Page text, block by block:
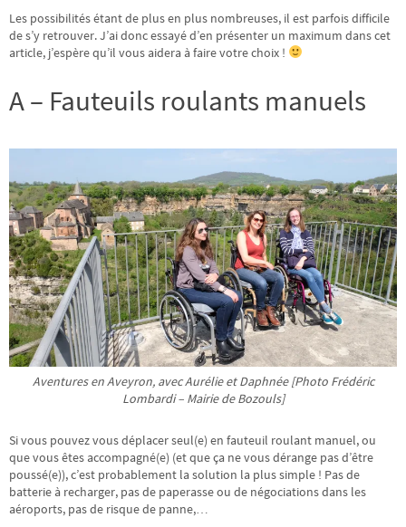
Les possibilités étant de plus en plus nombreuses, il est parfois difficile
de s’y retrouver. J’ai donc essayé d’en présenter un maximum dans cet
article, j’espère qu’il vous aidera à faire votre choix !
A – Fauteuils roulants manuels
Aventures en Aveyron, avec Aurélie et Daphnée [Photo Frédéric
Lombardi – Mairie de Bozouls]
Si vous pouvez vous déplacer seul(e) en fauteuil roulant manuel, ou
que vous êtes accompagné(e) (et que ça ne vous dérange pas d’être
poussé(e)), c’est probablement la solution la plus simple ! Pas de
batterie à recharger, pas de paperasse ou de négociations dans les
aéroports, pas de risque de panne,…